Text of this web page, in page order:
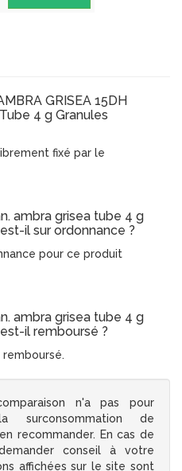
GRISEA 15DH
4 g Granules
fixé par le
ambra grisea tube 4 g
il sur ordonnance ?
pour ce produit
ambra grisea tube 4 g
il remboursé ?
n'a pas pour
de
recommander. En cas de
conseil à votre
affichées sur le site sont